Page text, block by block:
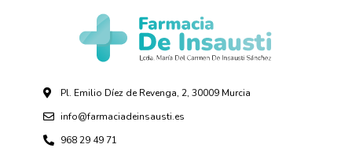
Pl. Emilio Díez de Revenga, 2, 30009 Murcia
info@farmaciadeinsausti.es
968 29 49 71